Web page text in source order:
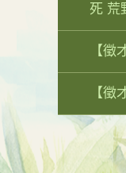
死 荒
【徵
【徵